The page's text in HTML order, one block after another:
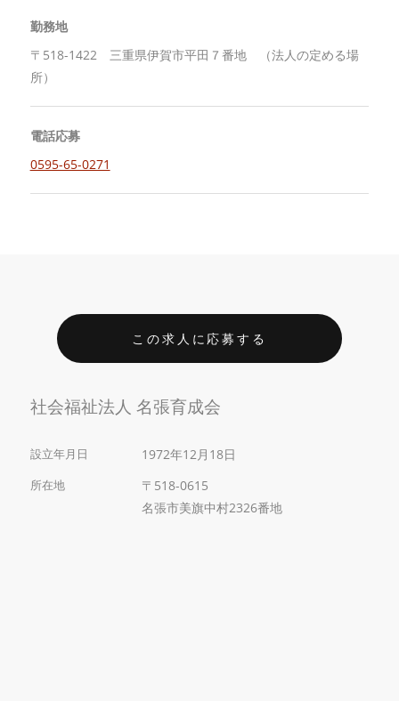
勤務地
〒518-1422 三重県伊賀市平田７番地 （法人の定める場
所）
電話応募
0595-65-0271
この求人に応募する
社会福祉法人 名張育成会
設立年月日 1972年12月18日
所在地
〒518-0615
名張市美旗中村2326番地